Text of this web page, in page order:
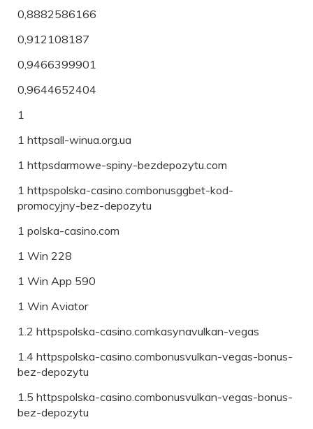
0,8882586166
0,912108187
0,9466399901
0,9644652404
1
1 httpsall-winua.org.ua
1 httpsdarmowe-spiny-bezdepozytu.com
1 httpspolska-casino.combonusggbet-kod-
promocyjny-bez-depozytu
1 polska-casino.com
1 Win 228
1 Win App 590
1 Win Aviator
1.2 httpspolska-casino.comkasynavulkan-vegas
1.4 httpspolska-casino.combonusvulkan-vegas-bonus-
bez-depozytu
1.5 httpspolska-casino.combonusvulkan-vegas-bonus-
bez-depozytu